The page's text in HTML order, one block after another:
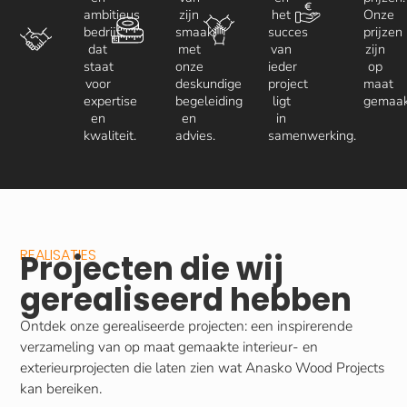
ambitieus
bedrijf
dat
staat
voor
expertise
en
kwaliteit.
zijn
smaak,
met
onze
deskundige
begeleiding
en
advies.
het
succes
van
ieder
project
ligt
in
samenwerking.
Onze
prijzen
zijn
op
maat
REALISATIES
Projecten die wij
gerealiseerd hebben
Ontdek onze gerealiseerde projecten: een inspirerende
verzameling van op maat gemaakte interieur- en
exterieurprojecten die laten zien wat Anasko Wood Projects
kan bereiken.